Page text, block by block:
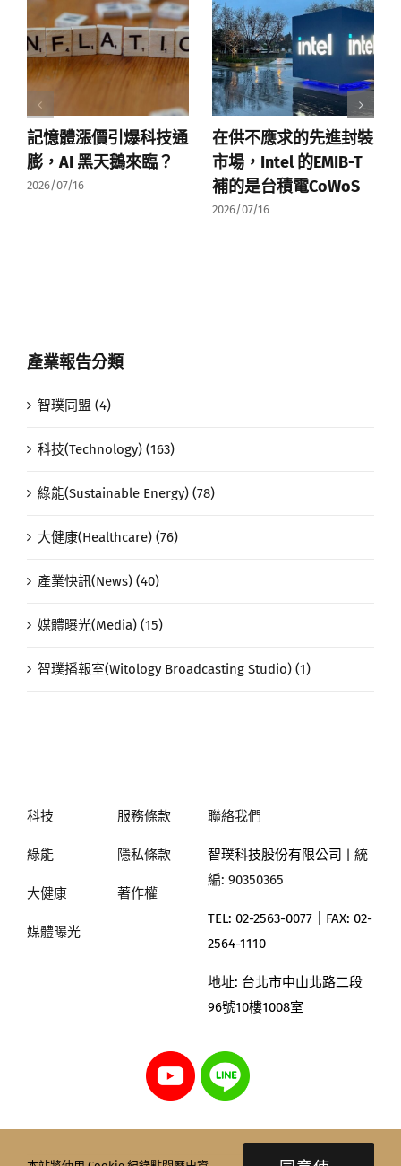
記憶體漲價引爆科技通
膨，AI 黑天鵝來臨？
2026/07/16
在供不應求的先進封裝
市場，Intel 的EMIB-T
補的是台積電CoWoS
2026/07/16
產業報告分類
智璞同盟 (4)
科技(Technology) (163)
綠能(Sustainable Energy) (78)
大健康(Healthcare) (76)
產業快訊(News) (40)
媒體曝光(Media) (15)
智璞播報室(Witology Broadcasting Studio) (1)
科技
綠能
大健康
媒體曝光
服務條款
隱私條款
著作權
聯絡我們
智璞科技股份有限公司 | 統
編: 90350365
TEL: 02-2563-0077｜ FAX: 02-
2564-1110
地址: 台北市中山北路二段
96號10樓1008室